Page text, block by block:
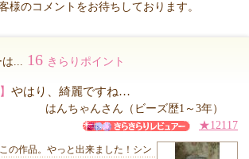
様のコメントをお待ちしております。
は... 16 きらりポイント
やはり、綺麗ですね…
はんちゃんさん（ビーズ歴1～3年）
★12117
の作品。やっと出来ました！シン